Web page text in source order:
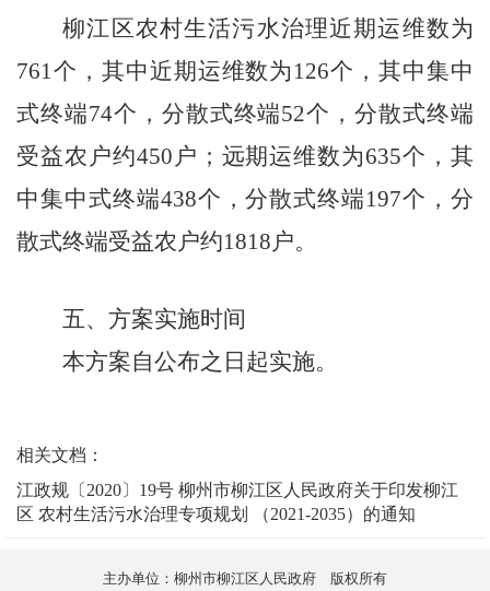
柳江区农村生活污水治理近期运维数为
761个，其中近期运维数为 126个，其中集中
式终端74个，分散式终端52个，分散式终端
受益农户约450 户；远期运维数为635个，其
中集中式终端438个，分散式终端197个，分
散式终端受益农户约1818户。
五、方案实施时间
本方案自公布之日起实施。
相关文档：
江政规〔2020〕19号 柳州市柳江区人民政府关于印发柳江
区 农村生活污水治理专项规划 （2021-2035）的通知
主办单位：柳州市柳江区人民政府 版权所有